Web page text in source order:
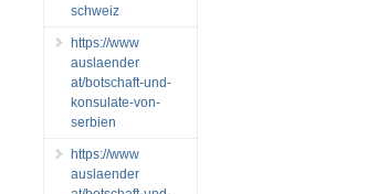
schweiz
https://www
auslaender
at/botschaft-und-
konsulate-von-
serbien
https://www
auslaender